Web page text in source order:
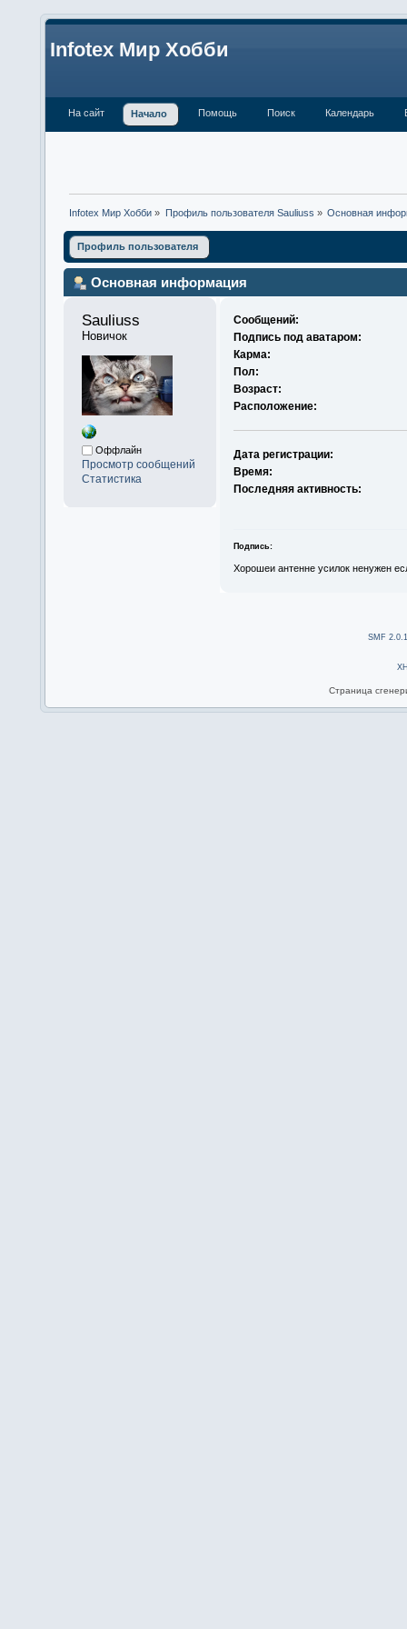
Infotex Мир Хобби
На сайт Начало Помощь Поиск Календарь
Infotex Мир Хобби » Профиль пользователя Sauliuss » Основная
Профиль пользователя
Основная информация
Sauliuss
Новичок
Оффлайн
Просмотр сообщений
Статистика
Сообщений:
Подпись под аватаром:
Карма:
Пол:
Возраст:
Расположение:
Дата регистрации:
Время:
Последняя активность:
Подпись:
Хорошеи антенне усилок ненужен
SMF
Страница